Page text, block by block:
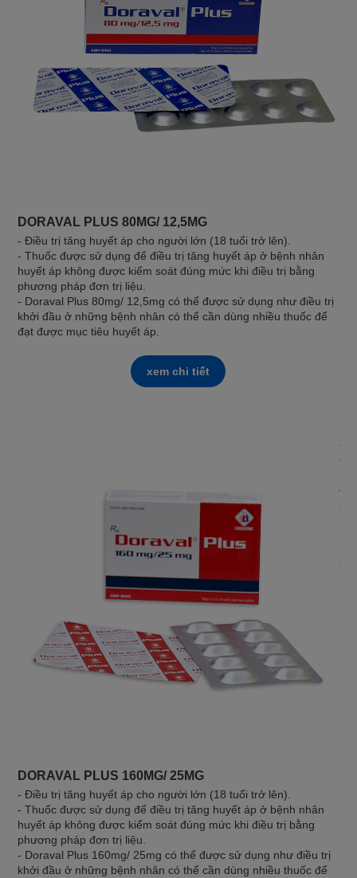
DORAVAL PLUS 80MG/ 12,5MG
- Điều trị tăng huyết áp cho người lớn (18 tuổi trở lên).
- Thuốc được sử dụng để điều trị tăng huyết áp ở bệnh nhân
huyết áp không được kiểm soát đúng mức khi điều trị bằng
phương pháp đơn trị liệu.
- Doraval Plus 80mg/ 12,5mg có thể được sử dụng như điều trị
khởi đầu ở những bệnh nhân có thể cần dùng nhiều thuốc để
đạt được mục tiêu huyết áp.
xem chi tiết
DORAVAL PLUS 160MG/ 25MG
- Điều trị tăng huyết áp cho người lớn (18 tuổi trở lên).
- Thuốc được sử dụng để điều trị tăng huyết áp ở bệnh nhân
huyết áp không được kiểm soát đúng mức khi điều trị bằng
phương pháp đơn trị liệu.
- Doraval Plus 160mg/ 25mg có thể được sử dụng như điều trị
khởi đầu ở những bệnh nhân có thể cần dùng nhiều thuốc để
-
-
và
-
-